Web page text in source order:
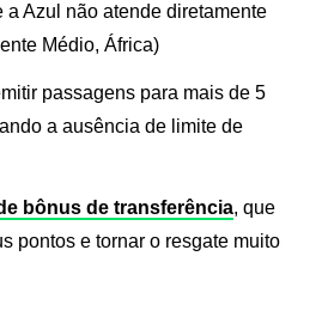
a Azul não atende diretamente
Médio, África)
passagens para mais de 5
a ausência de limite de
bônus de transferência, que
pontos e tornar o resgate muito